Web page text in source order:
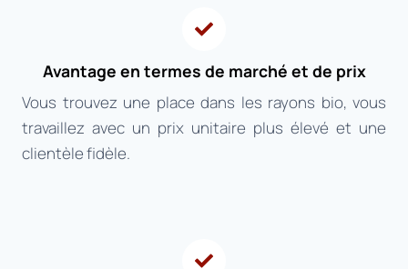
Avantage en termes de marché et de prix
Vous trouvez une place dans les rayons bio, vous
travaillez avec un prix unitaire plus élevé et une
clientèle fidèle.